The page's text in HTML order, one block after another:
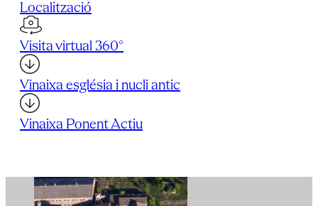
Localització
Visita virtual 360°
Vinaixa església i nucli antic
Vinaixa Ponent Actiu